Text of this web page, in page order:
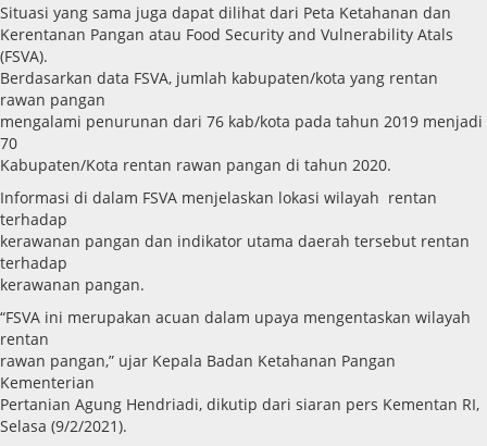
Situasi yang sama juga dapat dilihat dari Peta Ketahanan dan
Kerentanan Pangan atau Food Security and Vulnerability Atals
(FSVA).
Berdasarkan data FSVA, jumlah kabupaten/kota yang rentan
rawan pangan
mengalami penurunan dari 76 kab/kota pada tahun 2019 menjadi
70
Kabupaten/Kota rentan rawan pangan di tahun 2020.
Informasi di dalam FSVA menjelaskan lokasi wilayah rentan
terhadap
kerawanan pangan dan indikator utama daerah tersebut rentan
terhadap
kerawanan pangan.
“FSVA ini merupakan acuan dalam upaya mengentaskan wilayah
rentan
rawan pangan,” ujar Kepala Badan Ketahanan Pangan
Kementerian
Pertanian Agung Hendriadi, dikutip dari siaran pers Kementan RI,
Selasa (9/2/2021).